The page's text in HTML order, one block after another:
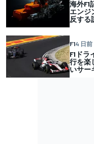
海外F1
エンジ
反す
F14 日前
F1ドラ
行を楽
いサー